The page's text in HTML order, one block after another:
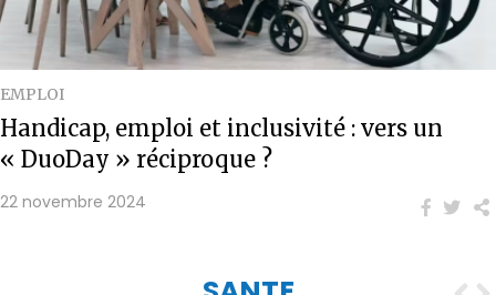
EMPLOI
Handicap, emploi et inclusivité : vers un
« DuoDay » réciproque ?
22 novembre 2024